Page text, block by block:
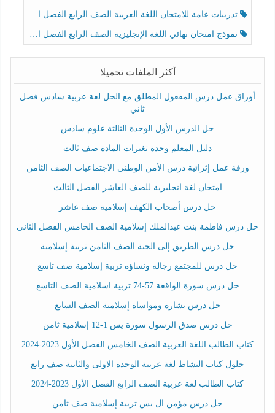
تدريبات عامة للامتحان اللغة العربية الصف الرابع الفصل الثالث
نموذج امتحان نهائي اللغة الإنجليزية الصف الرابع الفصل الثالث
أكثر الملفات تحميلا
أوراق عمل درس المفعول المطلق مع الحل لغة عربية سادس فصل
ثاني
حل الدرس الأول الوحدة الثالثة علوم سادس
دليل المعلم وحدة تغيرات المادة صف ثالث
ورقة عمل إثرائية درس الأمن الوطني الاجتماعيات الصف الثامن
امتحان لغة انجليزية للصف العاشر الفصل الثالث
حل درس أصحاب الكهف إسلامية صف عاشر
حل درس فاطمة بنت عبدالملك إسلامية الصف الخامس الفصل الثاني
حل درس الطريق إلى الجنة الصف الثامن تربية إسلامية
حل درس للمجتمع رجاله ونساؤه تربية إسلامية صف تاسع
حل درس سورة الواقعة 57-74 تربية اسلامية الصف التاسع
حل درس بشارة ومواساة إسلامية الصف السابع
حل درس صدق الرسول سورة يس 1-12 إسلامية ثامن
كتاب الطالب اللغة العربية الصف الخامس الفصل الأول 2023-2024
حلول كتاب النشاط لغة عربية الوحدة الاولى والثانية صف رابع
كتاب الطالب لغة عربية الصف الرابع الفصل الأول 2023-2024
حل درس مؤمن ال يس تربية إسلامية صف ثامن